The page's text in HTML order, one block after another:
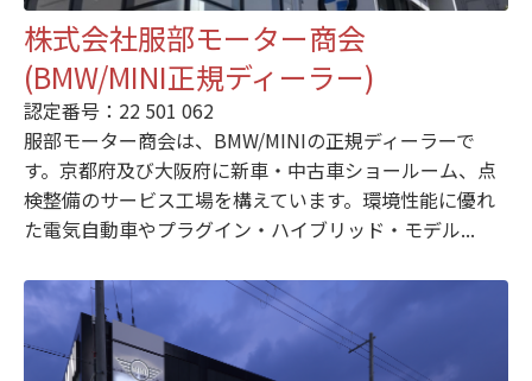
株式会社服部モーター商会
(BMW/MINI正規ディーラー)
認定番号：22 501 062
服部モーター商会は、BMW/MINIの正規ディーラーで
す。京都府及び大阪府に新車・中古車ショールーム、点
検整備のサービス工場を構えています。環境性能に優れ
た電気自動車やプラグイン・ハイブリッド・モデル...